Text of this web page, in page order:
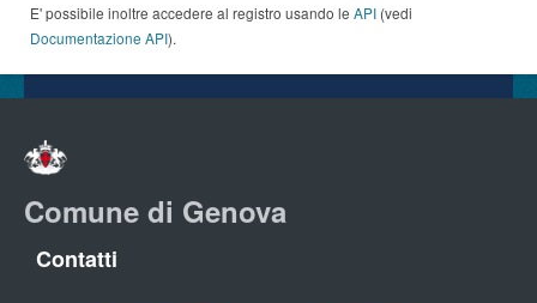
E' possibile inoltre accedere al registro usando le API (vedi
Documentazione API).
Comune di Genova
Contatti